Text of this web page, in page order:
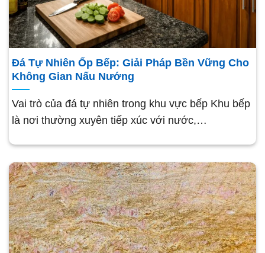
Đá Tự Nhiên Ốp Bếp: Giải Pháp Bền Vững Cho
Không Gian Nấu Nướng
Vai trò của đá tự nhiên trong khu vực bếp Khu bếp
là nơi thường xuyên tiếp xúc với nước,…